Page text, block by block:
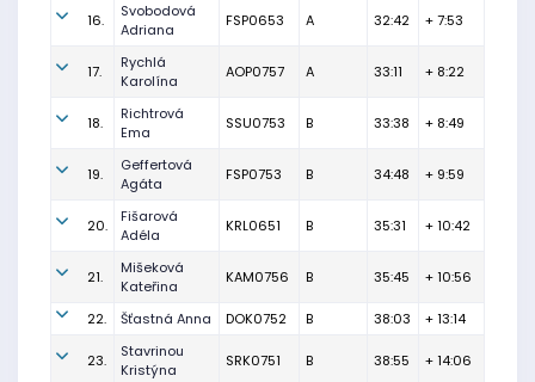
16.
Svobodová
Adriana
FSP0653 A 32:42 + 7:53
17.
Rychlá
Karolína
AOP0757 A 33:11 + 8:22
18.
Richtrová
Ema
SSU0753 B 33:38 + 8:49
19.
Geffertová
Agáta
FSP0753 B 34:48 + 9:59
20.
Fišarová
Adéla
KRL0651 B 35:31 + 10:42
21.
Mišeková
Kateřina
KAM0756 B 35:45 + 10:56
22. Šťastná Anna DOK0752 B 38:03 + 13:14
23.
Stavrinou
Kristýna
SRK0751 B 38:55 + 14:06